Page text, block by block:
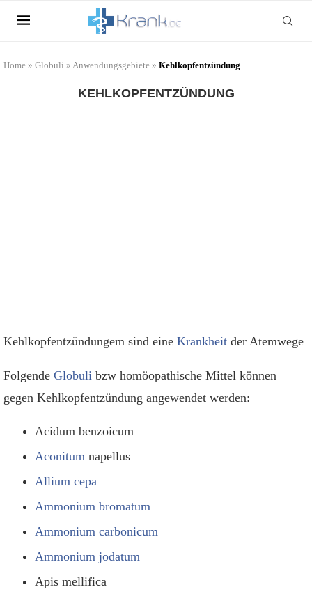
Home » Globuli » Anwendungsgebiete » Kehlkopfentzündung
KEHLKOPFENTZÜNDUNG
Kehlkopfentzündungem sind eine Krankheit der Atemwege
Folgende Globuli bzw homöopathische Mittel können
gegen Kehlkopfentzündung angewendet werden:
Acidum benzoicum
Aconitum napellus
Allium cepa
Ammonium bromatum
Ammonium carbonicum
Ammonium jodatum
Apis mellifica